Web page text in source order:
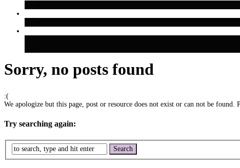
Sorry, no posts found
:(
We apologize but this page, post or resource does not exist or can not be
Try searching again: